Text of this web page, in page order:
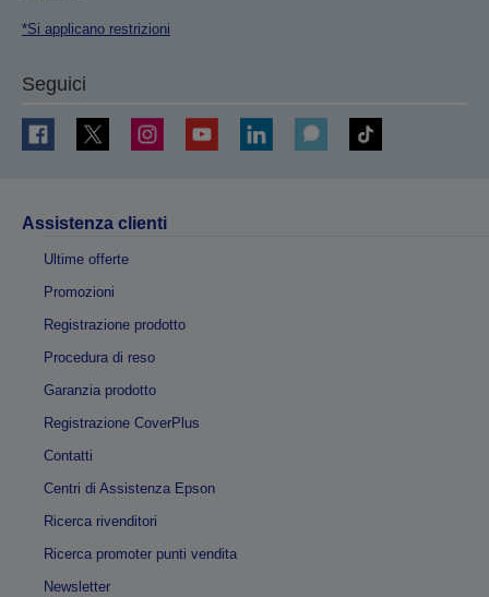
*Si applicano restrizioni
Seguici
Assistenza clienti
Ultime offerte
Promozioni
Registrazione prodotto
Procedura di reso
Garanzia prodotto
Registrazione CoverPlus
Contatti
Centri di Assistenza Epson
Ricerca rivenditori
Ricerca promoter punti vendita
Newsletter